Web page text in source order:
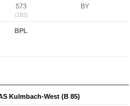
573
(182)
BY
BPL
Kulmbach-West (B 85)